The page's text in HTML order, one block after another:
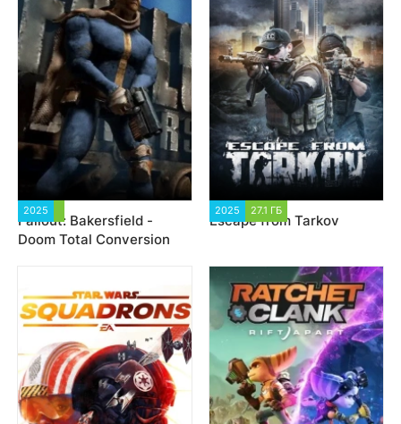
2025
Fallout: Bakersfield -
Doom Total Conversion
2025 27.1 ГБ
Escape from Tarkov